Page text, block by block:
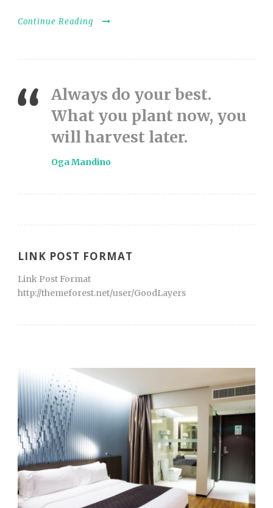
Continue Reading
Always do your best.
What you plant now, you
will harvest later.
Oga Mandino
LINK POST FORMAT
Link Post Format
http://themeforest.net/user/GoodLayers